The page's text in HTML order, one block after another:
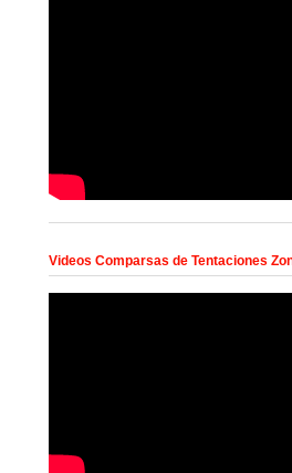
Videos Comparsas de Tentaciones